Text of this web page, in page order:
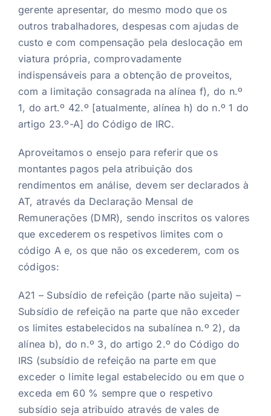
gerente apresentar, do mesmo modo que os
outros trabalhadores, despesas com ajudas de
custo e com compensação pela deslocação em
viatura própria, comprovadamente
indispensáveis para a obtenção de proveitos,
com a limitação consagrada na alínea f), do n.º
1, do art.º 42.º [atualmente, alínea h) do n.º 1 do
artigo 23.º-A] do Código de IRC.
Aproveitamos o ensejo para referir que os
montantes pagos pela atribuição dos
rendimentos em análise, devem ser declarados à
AT, através da Declaração Mensal de
Remunerações (DMR), sendo inscritos os valores
que excederem os respetivos limites com o
código A e, os que não os excederem, com os
códigos:
A21 – Subsídio de refeição (parte não sujeita) –
Subsídio de refeição na parte que não exceder
os limites estabelecidos na subalínea n.º 2), da
alínea b), do n.º 3, do artigo 2.º do Código do
IRS (subsídio de refeição na parte em que
exceder o limite legal estabelecido ou em que o
exceda em 60 % sempre que o respetivo
subsídio seja atribuído através de vales de